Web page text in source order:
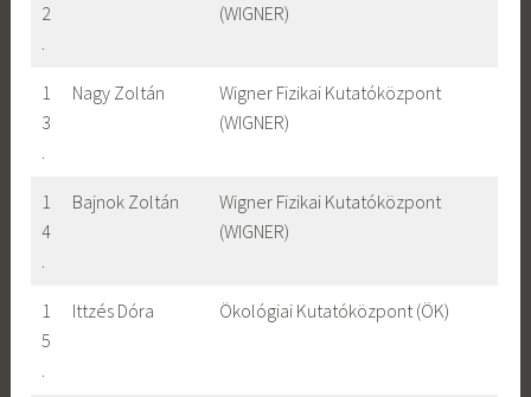
2
.
(WIGNER)
1
3
.
Nagy Zoltán
Wigner Fizikai Kutatóközpont
(WIGNER)
1
4
.
Bajnok Zoltán
Wigner Fizikai Kutatóközpont
(WIGNER)
1
5
.
Ittzés Dóra Ökológiai Kutatóközpont (ÖK)